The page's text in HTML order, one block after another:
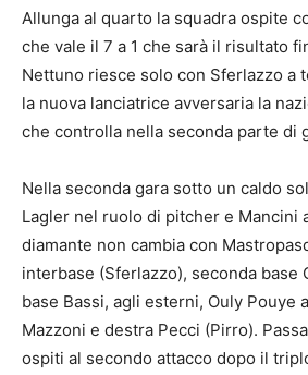
Allunga al quarto la squadra ospite
che vale il 7 a 1 che sarà il risultato
Nettuno riesce solo con Sferlazzo a
la nuova lanciatrice avversaria la
che controlla nella seconda parte di
Nella seconda gara sotto un caldo
Lagler nel ruolo di pitcher e Mancini
diamante non cambia con
interbase (Sferlazzo), seconda base
base Bassi, agli esterni, Ouly Pouye
Mazzoni e destra Pecci (Pirro).
ospiti al secondo attacco dopo il